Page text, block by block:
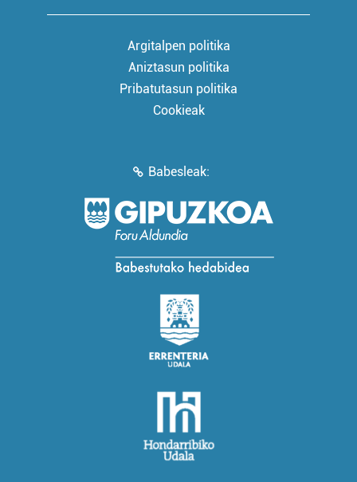
Argitalpen politika
Aniztasun politika
Pribatutasun politika
Cookieak
Babesleak: